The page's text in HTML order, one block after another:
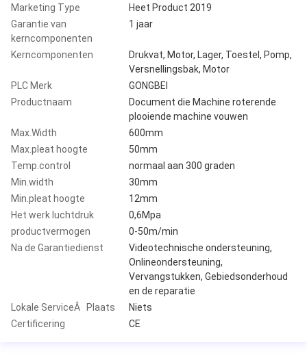
Marketing Type
Heet Product 2019
Garantie van
kerncomponenten
1 jaar
Kerncomponenten
Drukvat, Motor, Lager, Toestel, Pomp,
Versnellingsbak, Motor
PLC Merk
GONGBEI
Productnaam
Document die Machine roterende
plooiende machine vouwen
Max.Width
600mm
Max.pleat hoogte
50mm
Temp.control
normaal aan 300 graden
Min.width
30mm
Min.pleat hoogte
12mm
Het werk luchtdruk
0,6Mpa
productvermogen
0-50m/min
Na de Garantiedienst
Videotechnische ondersteuning,
Onlineondersteuning,
Vervangstukken, Gebiedsonderhoud
en de reparatie
Lokale ServiceÂ Plaats
Niets
Certificering
CE